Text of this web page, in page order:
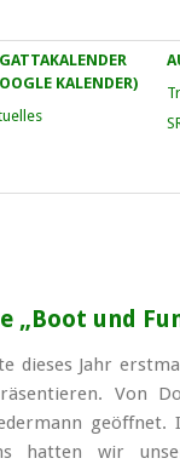
KALENDER)
„Boot und
dieses Jahr
Von
geöffnet.
hatten wir